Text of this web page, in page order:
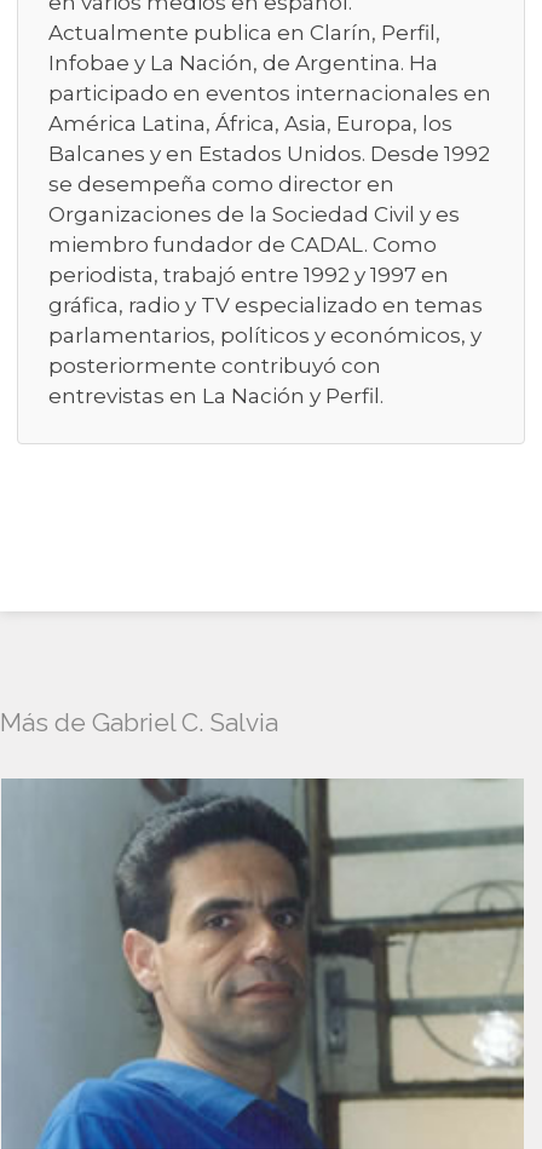
Actualmente publica en Clarín, Perfil,
Infobae y La Nación, de Argentina. Ha
participado en eventos internacionales en
América Latina, África, Asia, Europa, los
Balcanes y en Estados Unidos. Desde 1992
se desempeña como director en
Organizaciones de la Sociedad Civil y es
miembro fundador de CADAL. Como
periodista, trabajó entre 1992 y 1997 en
gráfica, radio y TV especializado en temas
parlamentarios, políticos y económicos, y
posteriormente contribuyó con
entrevistas en La Nación y Perfil.
Más de Gabriel C. Salvia